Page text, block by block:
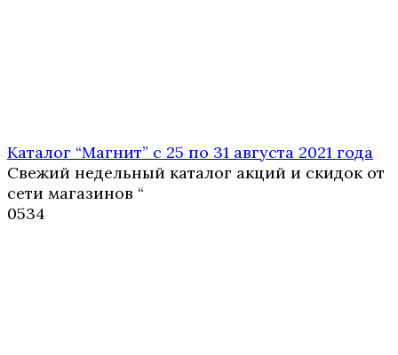
Каталог “Магнит” с 25 по 31 августа 2021 года
Свежий недельный каталог акций и скидок от
сети магазинов “
0534